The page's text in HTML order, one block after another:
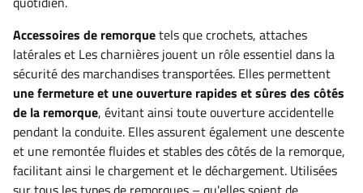
Accessoires de remorquetels quecrochets, attaches
latérales et Les charnières jouent un rôle essentiel dans la
sécurité des marchandises transportées. Elles permettent
une fermeture et une ouverture rapides et sûres des côtés
de la remorque, évitant ainsi toute ouverture accidentelle
pendant la conduite. Elles assurent également une descente
et une remontée fluides et stables des côtés de la remorque,
facilitant ainsi le chargement et le déchargement. Utilisées